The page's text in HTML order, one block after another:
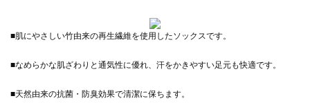
■肌にやさしい竹由来の再生繊維を使用したソックスです。
■なめらかな肌ざわりと通気性に優れ、汗をかきやすい足元も快適です。
■天然由来の抗菌・防臭効果で清潔に保ちます。